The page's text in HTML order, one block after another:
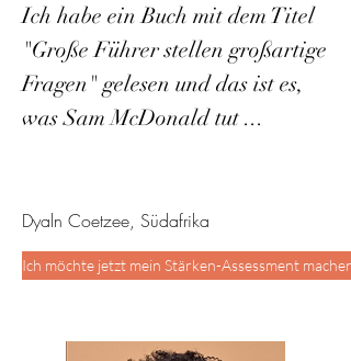
Ich habe ein Buch mit dem Titel
"Große Führer stellen großartige
Fragen" gelesen und das ist es,
was Sam McDonald tut ...
Dyaln Coetzee, Südafrika
Ich möchte jetzt mein Stärken-Assessment machen